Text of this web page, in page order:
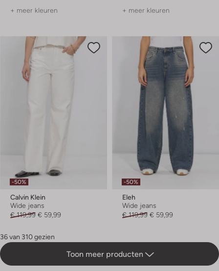
+ meer kleuren + meer kleuren
-50%
Calvin Klein
Wide jeans
€ 119,99 € 59,99
-50%
Eleh
Wide jeans
€ 119,99 € 59,99
36 van 310 gezien
Toon meer producten